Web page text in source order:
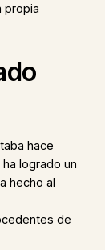
propia
hace
logrado un
hecho al
de